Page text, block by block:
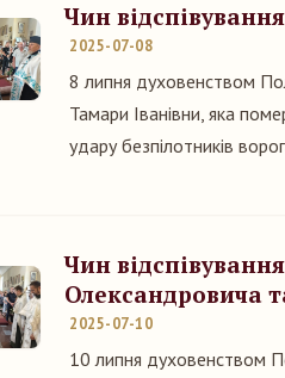
Чин
2025-07-08
8 липня духовенством
Тамари Іванівни, яка
удару безпілотників
Чин
Олександровича
2025-07-10
10 липня духовенством